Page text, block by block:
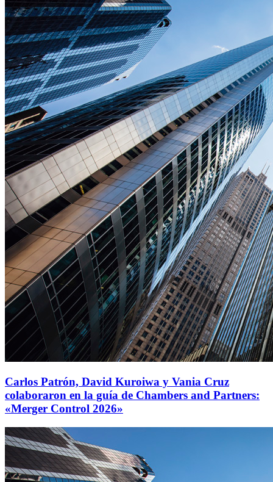
Carlos Patrón, David Kuroiwa y Vania Cruz
colaboraron en la guía de Chambers and Partners:
«Merger Control 2026»